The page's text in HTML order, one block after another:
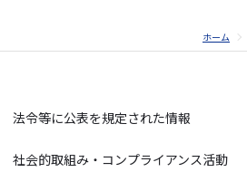
ホーム
法令等に公表を規定された情報
社会的取組み・コンプライアンス活動